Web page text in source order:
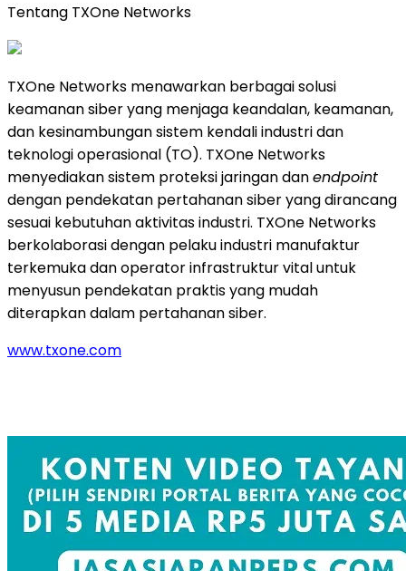
Tentang TXOne Networks
TXOne Networks menawarkan berbagai solusi
keamanan siber yang menjaga keandalan, keamanan,
dan kesinambungan sistem kendali industri dan
teknologi operasional (TO). TXOne Networks
menyediakan sistem proteksi jaringan danendpoint
dengan pendekatan pertahanan siber yang dirancang
sesuai kebutuhan aktivitas industri. TXOne Networks
berkolaborasi dengan pelaku industri manufaktur
terkemuka dan operator infrastruktur vital untuk
menyusun pendekatan praktis yang mudah
diterapkan dalam pertahanan siber.
www.txone.com